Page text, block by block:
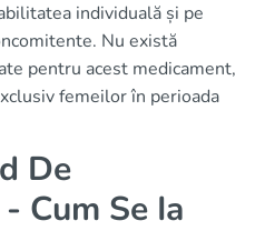
individuală și pe
Nu există
pentru acest medicament,
femeilor în perioada
De
Cum Se Ia